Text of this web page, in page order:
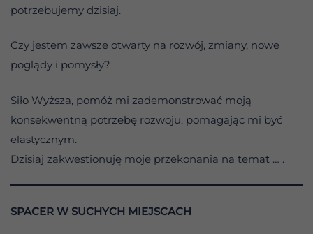
potrzebujemy dzisiaj.
Czy jestem zawsze otwarty na rozwój, zmiany, nowe
poglądy i pomysły?
Siło Wyższa, pomóż mi zademonstrować moją
konsekwentną potrzebę rozwoju, pomagając mi być
elastycznym.
Dzisiaj zakwestionuję moje przekonania na temat … .
SPACER W SUCHYCH MIEJSCACH